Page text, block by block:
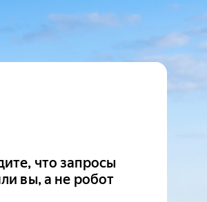
что запросы
вы, а не робот